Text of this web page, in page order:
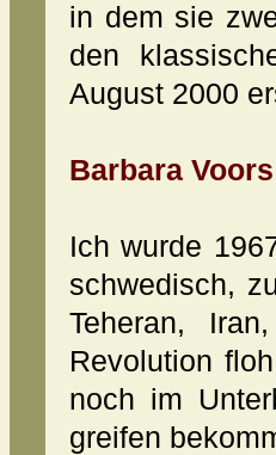
in dem sie
den
August 2000
Barbara
Ich wurde
schwedisch,
Teheran,
Revolution
noch im
greifen